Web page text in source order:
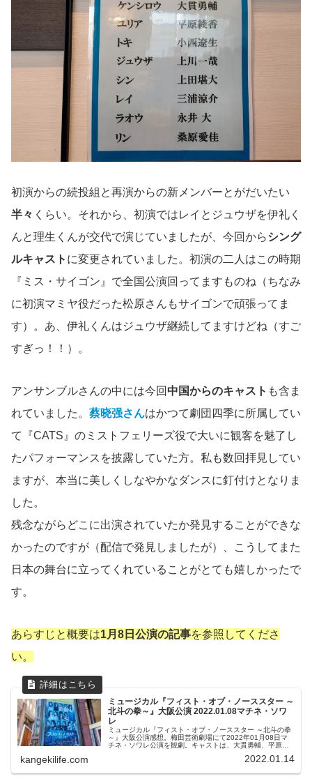
初演からの続投組と再演からの新メンバーとがだいたい
半々 くらい。それから、初演ではレイとジュウザを伊礼く
んと理生くんが交代で演じていましたが、今回からシング
ルキャスト に変更されていました。初演の二人はこの時期
『ミス・サイゴン』で全国公演回ってますものね（ちなみ
に初演マミヤ役だった松原さんもサイゴンで頑張ってま
す）。あ、伊礼くんはジュウザ継続してますけどね（すご
すぎっ！！）。
アンサンブルさんの中には今回 中国からのキャスト も含ま
れていました。 蔡晓强さんはかつて劇団四季に所属してい
て『CATS』のミストフェリーズ役で大いに観客を魅了し
たパフォーマンスを披露していた方。私も数回拝見してい
ますが、本当に美しくしなやかなダンスに釘付けとなりま
した。
残念ながらどこに出演されていたか発見することができな
かったのですが（配信で発見しましたが）、こうしてまた
日本の舞台に立ってくれていることがとても嬉しかったで
す。
あらすじと概要は1月8日公演の記事を参照してくださ
い。
ミュージカル『フィスト・オブ・ノーススター ～
北斗の拳～』大阪公演 2022.01.08マチネ・ソワ
レ
ミュージカル『フィスト・オブ・ノーススター ～北斗の拳
～』大阪公演感想。梅田芸術劇場にて2022年01月08日マ
チネ・ソワレ公演を観劇。キャストは、大貫勇輔、平原綾
大（Wキャスト）、川口竜也、白羽ゆり、松原凜子、伊礼
（Wキャスト）、渡邉蒼、近藤 華、ほか
kangekilife.com 2022.01.14